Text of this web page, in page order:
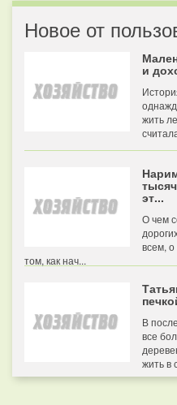
Новое от
и
жить
эт...
О чем
всем, о
том, как нач...
В
все
жить в